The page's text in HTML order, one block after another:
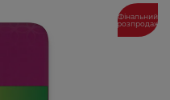
Фінальний
розпродаж